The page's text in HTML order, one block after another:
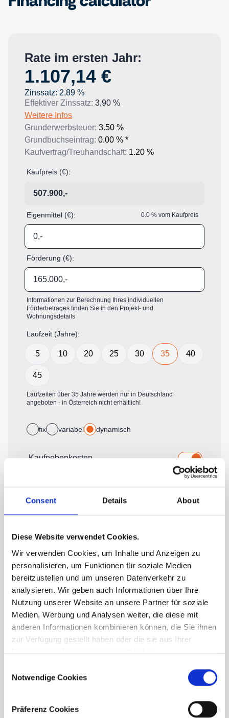
Consent Details About
Diese Website verwendet Cookies.
Wir verwenden Cookies, um Inhalte und Anzeigen zu
personalisieren, um Funktionen für soziale Medien
bereitzustellen und um unseren Datenverkehr zu
analysieren. Wir geben auch Informationen über Ihre
Nutzung unserer Website an unsere Partner für soziale
Medien, Werbung und Analysen weiter, die diese mit
anderen Informationen kombinieren können, die Sie ihnen
zur Verfügung gestellt haben oder die sie aus Ihrer
Nutzung ihrer Dienste gesammelt haben.
Selection
Notwendige Cookies
Präferenz Cookies